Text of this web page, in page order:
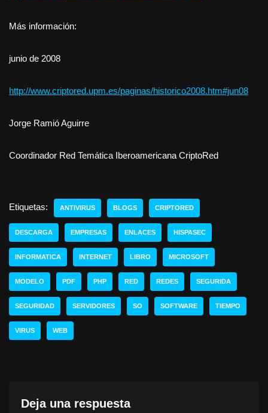
Más información:
junio de 2008
http://www.criptored.upm.es/paginas/historico2008.htm#jun08
Jorge Ramió Aguirre
Coordinador Red Temática Iberoamericana CriptoRed
Etiquetas: ANTIVIRUS BLOGS CRIPTORED
DESCARGA EMPRESAS ENLACES HISPASEC
INFORMATICA INTERNET LIBRO MICROSOFT
MODELO PDF PHP RED REDES SEGURIDA
SEGURIDAD SERVIDORES SO SOFTWARE TIEMPO
VIRUS WEB
Deja una respuesta